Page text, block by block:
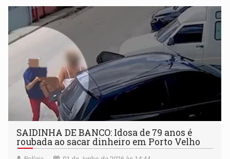
SAIDINHA DE BANCO: Idosa de 79 anos é
roubada ao sacar dinheiro em Porto Velho